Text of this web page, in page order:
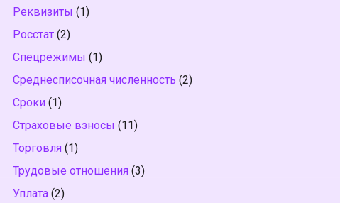
Реквизиты (1)
Росстат(2)
Спецрежимы (1)
Среднесписочная численность (2)
Сроки (1)
Страховые взносы (11)
Торговля (1)
Трудовые отношения (3)
Уплата(2)